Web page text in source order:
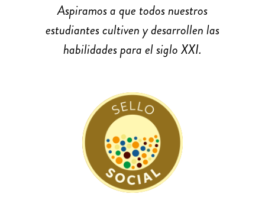
Aspiramos a que todos nuestros
estudiantes cultiven y desarrollen las
habilidades para el siglo XXI.